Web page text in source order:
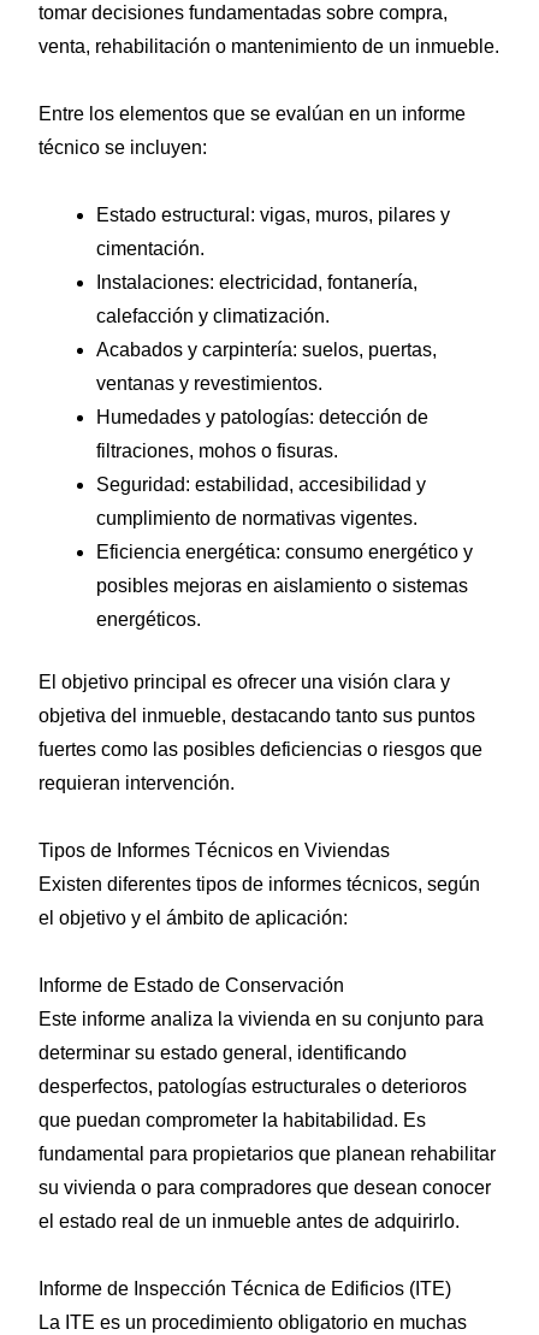
tomar decisiones fundamentadas sobre compra,
venta, rehabilitación o mantenimiento de un inmueble.
Entre los elementos que se evalúan en un informe
técnico se incluyen:
Estado estructural: vigas, muros, pilares y
cimentación.
Instalaciones: electricidad, fontanería,
calefacción y climatización.
Acabados y carpintería: suelos, puertas,
ventanas y revestimientos.
Humedades y patologías: detección de
filtraciones, mohos o fisuras.
Seguridad: estabilidad, accesibilidad y
cumplimiento de normativas vigentes.
Eficiencia energética: consumo energético y
posibles mejoras en aislamiento o sistemas
energéticos.
El objetivo principal es ofrecer una visión clara y
objetiva del inmueble, destacando tanto sus puntos
fuertes como las posibles deficiencias o riesgos que
requieran intervención.
Tipos de Informes Técnicos en Viviendas
Existen diferentes tipos de informes técnicos, según
el objetivo y el ámbito de aplicación:
Informe de Estado de Conservación
Este informe analiza la vivienda en su conjunto para
determinar su estado general, identificando
desperfectos, patologías estructurales o deterioros
que puedan comprometer la habitabilidad. Es
fundamental para propietarios que planean rehabilitar
su vivienda o para compradores que desean conocer
el estado real de un inmueble antes de adquirirlo.
Informe de Inspección Técnica de Edificios (ITE)
La ITE es un procedimiento obligatorio en muchas